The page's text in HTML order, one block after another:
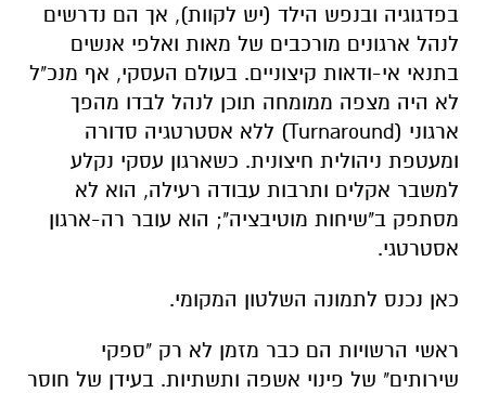
בפדגוגיה ובנפש הילד (יש לקוות), אך הם נדרשים
לנהל ארגונים מורכבים של מאות ואלפי אנשים
בתנאי אי-ודאות קיצוניים. בעולם העסקי, אף מנכ"ל
לא היה מצפה ממומחה תוכן לנהל לבדו מהפך
ארגוני (Turnaround) ללא אסטרטגיה סדורה
ומעטפת ניהולית חיצונית. כשארגון עסקי נקלע
למשבר אקלים ותרבות עבודה רעילה, הוא לא
מסתפק ב"שיחות מוטיבציה"; הוא עובר רה-ארגון
אסטרטגי.
כאן נכנס לתמונה השלטון המקומי.
ראשי הרשויות הם כבר מזמן לא רק "ספקי
שירותים" של פינוי אשפה ותשתיות. בעידן של חוסר